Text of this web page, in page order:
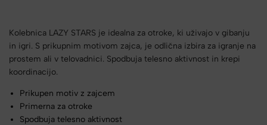
Kolebnica LAZY STARS je idealna za otroke, ki uživajo v gibanju
in igri. S prikupnim motivom zajca, je odlična izbira za igranje na
prostem ali v telovadnici. Spodbuja telesno aktivnost in krepi
koordinacijo.
Prikupen motiv z zajcem
Primerna za otroke
Spodbuja telesno aktivnost